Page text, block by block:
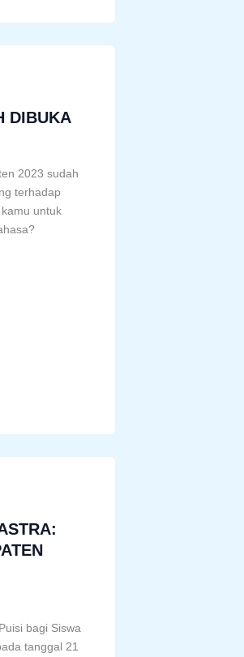
DIBUKA
2023 sudah
terhadap
untuk
bagi Siswa
tanggal 21